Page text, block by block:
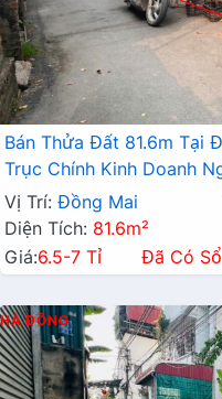
Bán Thửa Đất 81.6m Tại
Trục Chính Kinh Doanh
Vị Trí: Đồng Mai
Diện Tích: 81.6m²
Giá:6.5-7 Tỉ Đã Có Sổ
HÀ ĐÔNG